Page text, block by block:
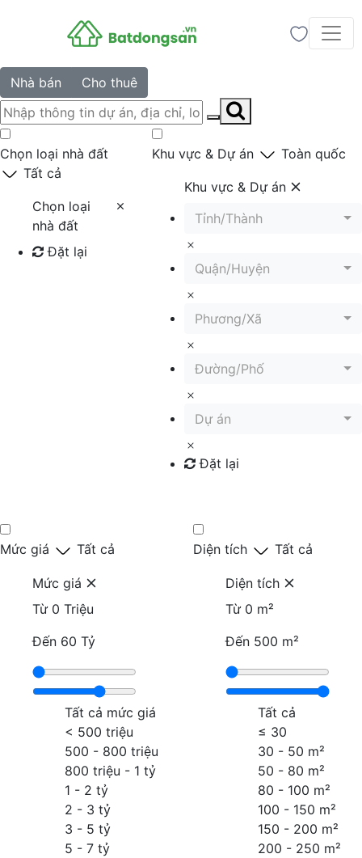
Nhà bán Cho thuê
Chọn loại nhà đất
Tất cả
Chọn loại
nhà đất
Đặt lại
Khu vực & Dự án Toàn quốc
Khu vực & Dự án
Tỉnh/Thành
Quận/Huyện
Phương/Xã
Đường/Phố
Dự án
Đặt lại
Mức giá Tất cả
Mức giá
Từ 0 Triệu
Đến 60 Tỷ
Tất cả mức giá
< 500 triệu
500 - 800 triệu
800 triệu - 1 tỷ
1 - 2 tỷ
2 - 3 tỷ
3 - 5 tỷ
5 - 7 tỷ
Diện tích Tất cả
Diện tích
Từ 0 m²
Đến 500 m²
Tất cả
≤ 30
30 - 50 m²
50 - 80 m²
80 - 100 m²
100 - 150 m²
150 - 200 m²
200 - 250 m²